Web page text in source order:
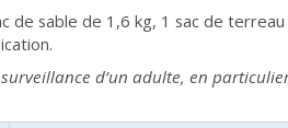
de sable de 1,6 kg, 1 sac de
d’un adulte, en